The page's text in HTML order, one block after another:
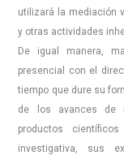
utilizará la mediación
y otras actividades
De igual manera,
presencial con el
tiempo que dure su
de los avances de
productos
investigativa, sus